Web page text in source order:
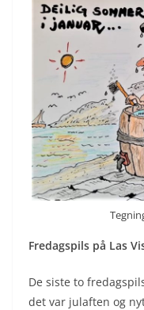
Fredagspils på Las
De siste to
det var julaften og